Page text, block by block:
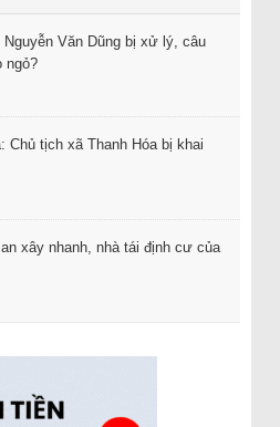
Nguyễn Văn Dũng bị xử lý, câu
ngỏ?
Chủ tịch xã Thanh Hóa bị khai
xây nhanh, nhà tái định cư của